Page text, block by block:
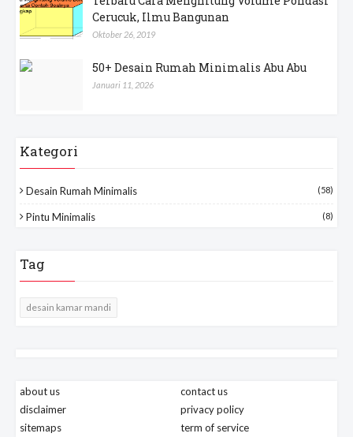
Cerucuk, Ilmu Bangunan
Oktober 26, 2019
50+ Desain Rumah Minimalis Abu Abu
Januari 11, 2026
Kategori
Desain Rumah Minimalis (58)
Pintu Minimalis (8)
Tag
desain kamar mandi
about us
contact us
disclaimer
privacy policy
sitemaps
term of service